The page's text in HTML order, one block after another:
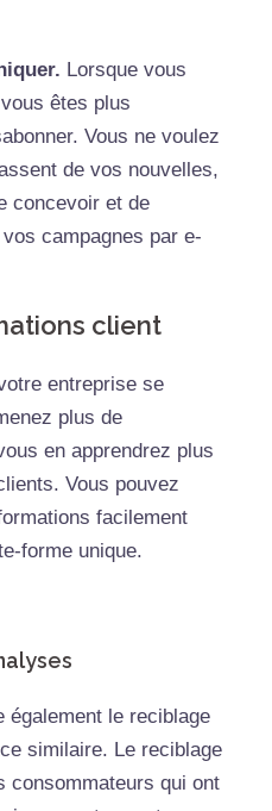
Lorsque vous
êtes plus
Vous ne voulez
de vos nouvelles,
concevoir et de
campagnes par e-
client
entreprise se
plus de
en apprendrez plus
Vous pouvez
facilement
forme unique.
également le reciblage
similaire. Le reciblage
consommateurs qui ont